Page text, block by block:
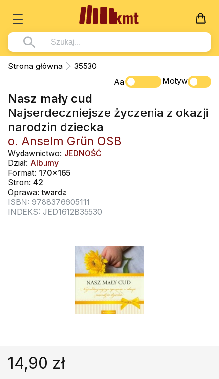
Książki
Wszystko z kategorii - Książki
Pismo Święte
Kościół Katolicki
Duszpasterstwo
Teologia
Życie chrześcijańskie
Duchowość
Literatura piękna
Książki obcojęzyczne
Poradniki, leksykony...
Wszystko z kategorii - Multimedia
DVD
CD-ROM
Muzyka
Rekolekcje i inne na CD
Śpiew i modlitwa
Muzyka klasyczna
Dla Dzieci
Wszystko z kategorii - Dla Dzieci
Literatura (D)
Płyty, DVD (D)
Podręczniki i pomoce dydaktyczne
Podręczniki
Wszystko z kategorii - Podręczniki
Podręczniki i pomoce dydaktyczne
Zabawa i Nauka
Nowości
Zaloguj się
Strona główna
35530
Aa
Motyw
Nasz mały cud
Najserdeczniejsze życzenia z okazji
narodzin dziecka
o. Anselm Grün OSB
Wydawnictwo: JEDNOŚĆ
Dział: Albumy
Format: 170x165
Stron: 42
Oprawa:twarda
ISBN: 9788376605111
INDEKS: JED1612B35530
14,90 zł